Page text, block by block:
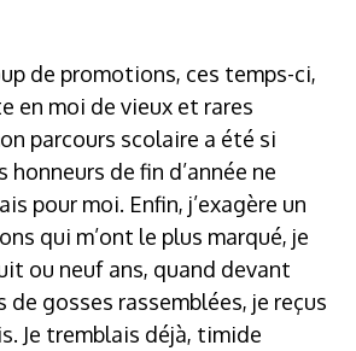
de promotions, ces temps-ci,
en moi de vieux et rares
parcours scolaire a été si
de fin d’année ne
pour moi. Enfin, j’exagère un
qui m’ont le plus marqué, je
ou neuf ans, quand devant
de gosses rassemblées, je reçus
Je tremblais déjà, timide